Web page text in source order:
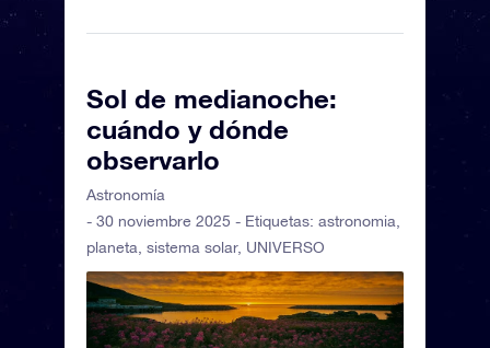
Sol de medianoche:
cuándo y dónde
observarlo
Astronomía
- 30 noviembre 2025 - Etiquetas: astronomia
planeta sistema solar, UNIVERSO